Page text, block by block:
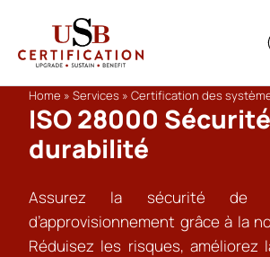
contenu
Home » Services » Certification des
ISO 28000
durabilité
Assurez la sécurité de
d’approvisionnement grâce à la
Réduisez les risques, améliorez